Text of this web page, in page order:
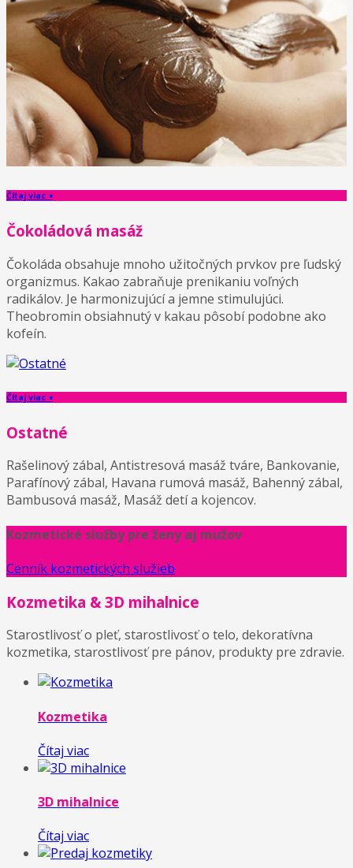
Čítaj viac +
Čokoládová masáž
Čokoláda obsahuje mnoho užitočných prvkov pre ľudský
organizmus. Kakao zabraňuje prenikaniu voľných
radikálov. Je harmonizujúcí a jemne stimulujúci.
Theobromin obsiahnutý v kakau pôsobí podobne ako
kofeín.
Čítaj viac +
Ostatné
Rašelinový zábal, Antistresová masáž tváre, Bankovanie,
Parafínový zábal, Havana rumová masáž, Bahenný zábal,
Bambusová masáž, Masáž detí a kojencov.
Kozmetické služby pre ženy aj mužov
Cenník kozmetických služieb
Kozmetika & 3D mihalnice
Starostlivosť o pleť, starostlivosť o telo, dekoratívna
kozmetika, starostlivosť pre pánov, produkty pre zdravie.
Kozmetika
Čítaj viac
3D mihalnice
Čítaj viac